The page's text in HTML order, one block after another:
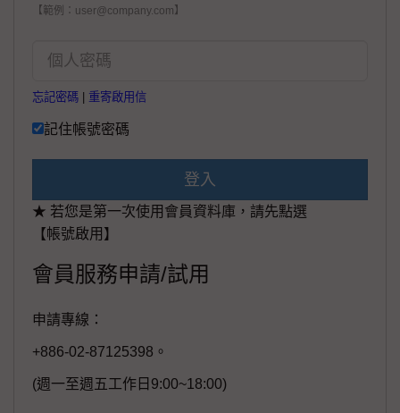
【範例：user@company.com】
忘記密碼 重寄啟用信
記住帳號密碼
登入
★ 若您是第一次使用會員資料庫，請先點選
【帳號啟用】
會員服務申請/試用
申請專線：
+886-02-87125398。
(週一至週五工作日9:00~18:00)